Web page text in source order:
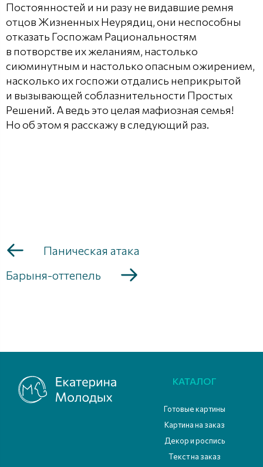
Постоянностей и ни разу не видавшие ремня
отцов Жизненных Неурядиц, они неспособны
отказать Госпожам Рациональностям
в потворстве их желаниям, настолько
сиюминутным и настолько опасным ожирением,
насколько их госпожи отдались неприкрытой
и вызывающей соблазнительности Простых
Решений. А ведь это целая мафиозная семья!
Но об этом я расскажу в следующий раз.
Паническая атака
Барыня-оттепель
КАТАЛОГ
Готовые картины
Картина на заказ
Декор и роспись
Текст на заказ